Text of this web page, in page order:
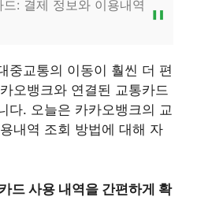
: 결제 정보와 이용내역
중교통의 이동이 훨씬 더 편
오뱅크와 연결된 교통카드
다. 오늘은 카카오뱅크의 교
내역 조회 방법에 대해 자
드 사용 내역을 간편하게 확